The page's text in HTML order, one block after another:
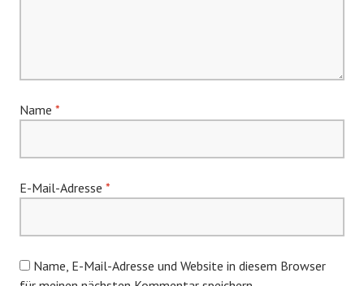
Name *
E-Mail-Adresse *
Name, E-Mail-Adresse und Website in diesem Browser